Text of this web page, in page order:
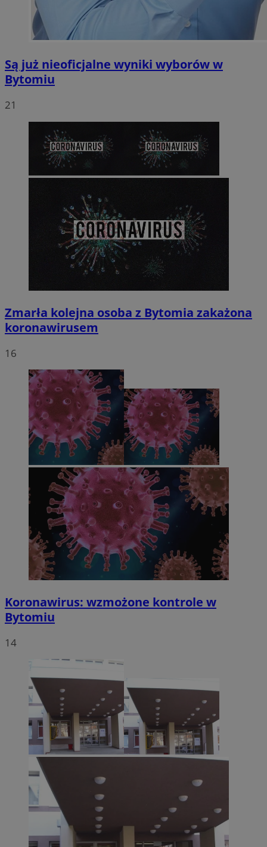
Są już nieoficjalne wyniki wyborów w
Bytomiu
21
Zmarła kolejna osoba z Bytomia zakażona
koronawirusem
16
Koronawirus: wzmożone kontrole w
Bytomiu
14